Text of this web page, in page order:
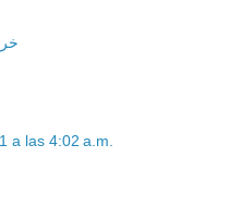
a las 4:02 a.m.